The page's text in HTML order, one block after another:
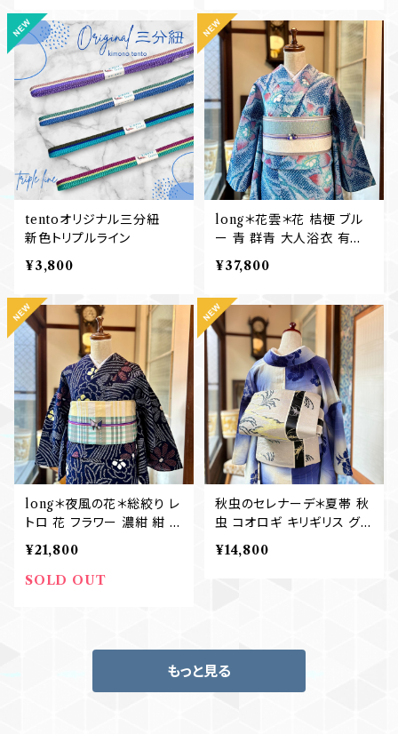
tentoオリジナル三分紐
新色トリプルライン
¥3,800
long＊花雲＊花 桔梗 ブル
ー 青 群青 大人浴衣 有松
鳴海絞り浴衣 B755
¥37,800
long＊夜風の花＊総絞り レ
トロ 花 フラワー 濃紺 紺 ネ
イビー レッド イエロー 大人
浴衣 有松鳴海絞り浴衣 B7
54
¥21,800
SOLD OUT
秋虫のセレナーデ＊夏帯 秋
虫 コオロギ キリギリス グレ
ー 黒 モノトーン アンティー
ク夏名古屋帯 B749
¥14,800
もっと見る